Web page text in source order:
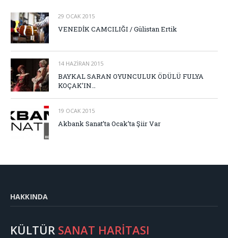
29 OCAK 2015
VENEDİK CAMCILIĞI / Gülistan Ertik
14 HAZIRAN 2015
BAYKAL SARAN OYUNCULUK ÖDÜLÜ FULYA
KOÇAK’IN…
19 OCAK 2015
Akbank Sanat’ta Ocak’ta Şiir Var
HAKKINDA
KÜLTÜR SANAT HARİTASI